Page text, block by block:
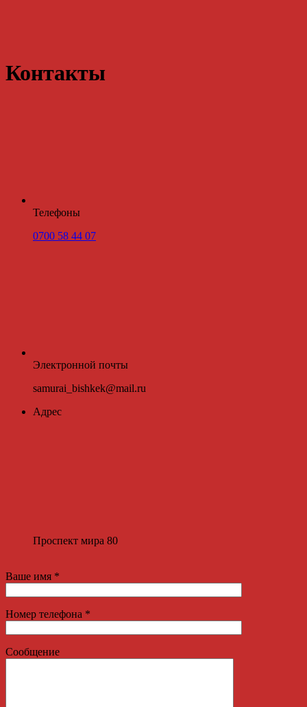
Контакты
Телефоны
0700 58 44 07
Электронной почты
samurai_bishkek@mail.ru
Адрес
Проспект мира 80
Ваше имя *
Номер телефона *
Сообщение